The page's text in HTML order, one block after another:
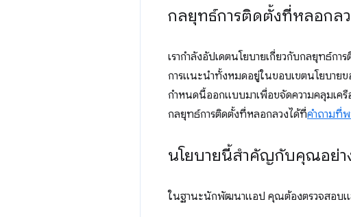
กลยุทธ์การติดตั้งที่หลอกล
เรากำลังอัปเดตนโยบายเกี่ยวกับกลยุทธ์ก
การแนะนำทั้งหมดอยู่ในขอบเขตนโยบายข
กำหนดนี้ออกแบบมาเพื่อขจัดความคลุมเครื
กลยุทธ์การติดตั้งที่หลอกลวงได้ที่คำถามที่
นโยบายนี้สำคัญกับคุณอย่า
ในฐานะนักพัฒนาแอป คุณต้องตรวจสอบแ